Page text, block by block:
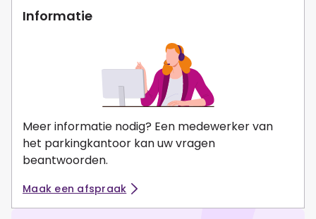
Informatie
Meer informatie nodig? Een medewerker van
het parkingkantoor kan uw vragen
beantwoorden.
Maak een afspraak